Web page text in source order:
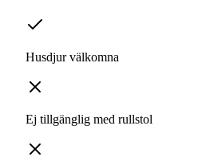
Husdjur välkomna
Ej tillgänglig med rullstol